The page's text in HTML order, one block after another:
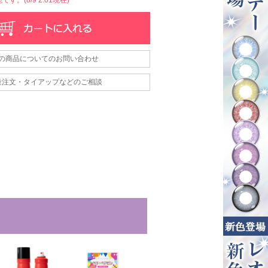
商品についてのお問い合わせ
注文・タイアップなどのご相談